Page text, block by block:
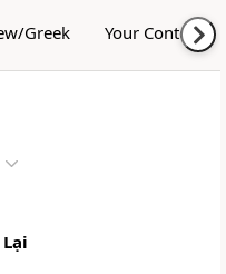
Greek Your Content